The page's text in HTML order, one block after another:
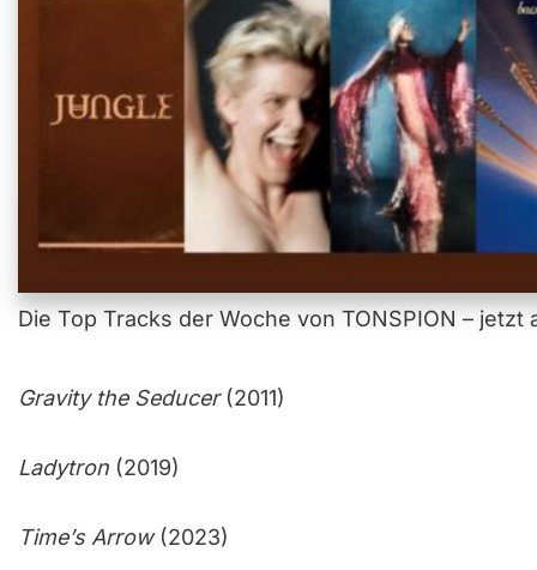
Die Top Tracks der Woche von TONSPION –
Gravity the Seducer(2011)
Ladytron (2019)
Time’s Arrow(2023)